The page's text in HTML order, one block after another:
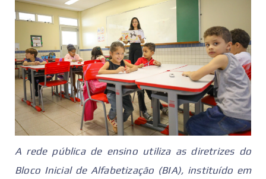
A rede pública de ensino utiliza as diretrizes do
Bloco Inicial de Alfabetização (BIA), instituído em